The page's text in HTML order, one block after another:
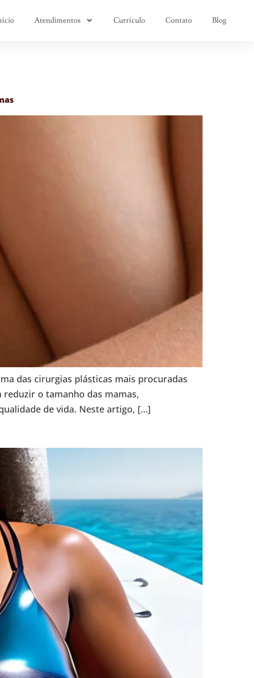
Atendimentos Currículo Contato Blog
das cirurgias plásticas mais procuradas
o tamanho das mamas,
de vida. Neste artigo, […]